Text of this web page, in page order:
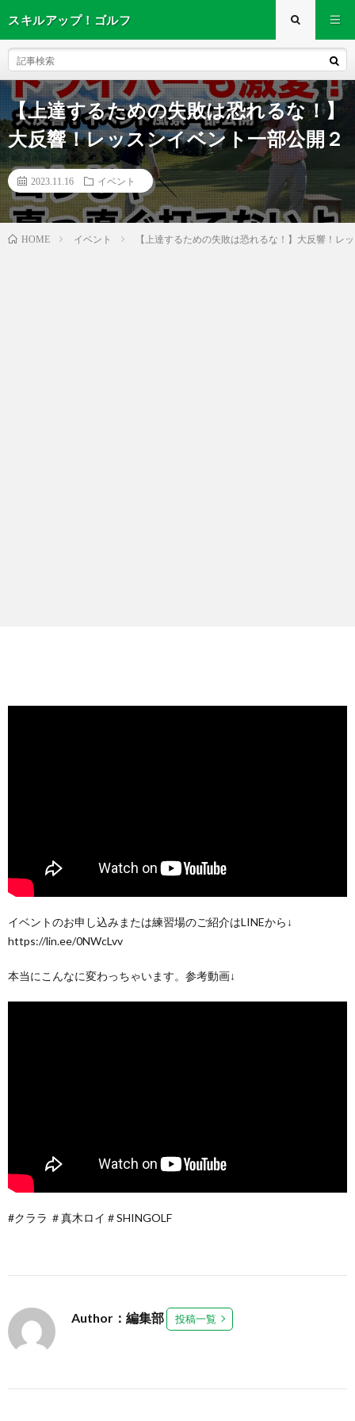
スキルアップ！ゴルフ
【上達するための失敗は恐れるな！】
大反響！レッスンイベント一部公開２
2023.11.16 イベント
HOME イベント 【上達するための失敗は恐れるな！】大反響！レ
イベントのお申し込みまたは練習場のご紹介はLINEから↓
https://lin.ee/0NWcLvv
本当にこんなに変わっちゃいます。参考動画↓
#クララ ＃真木ロイ＃SHINGOLF
Author：編集部 投稿一覧